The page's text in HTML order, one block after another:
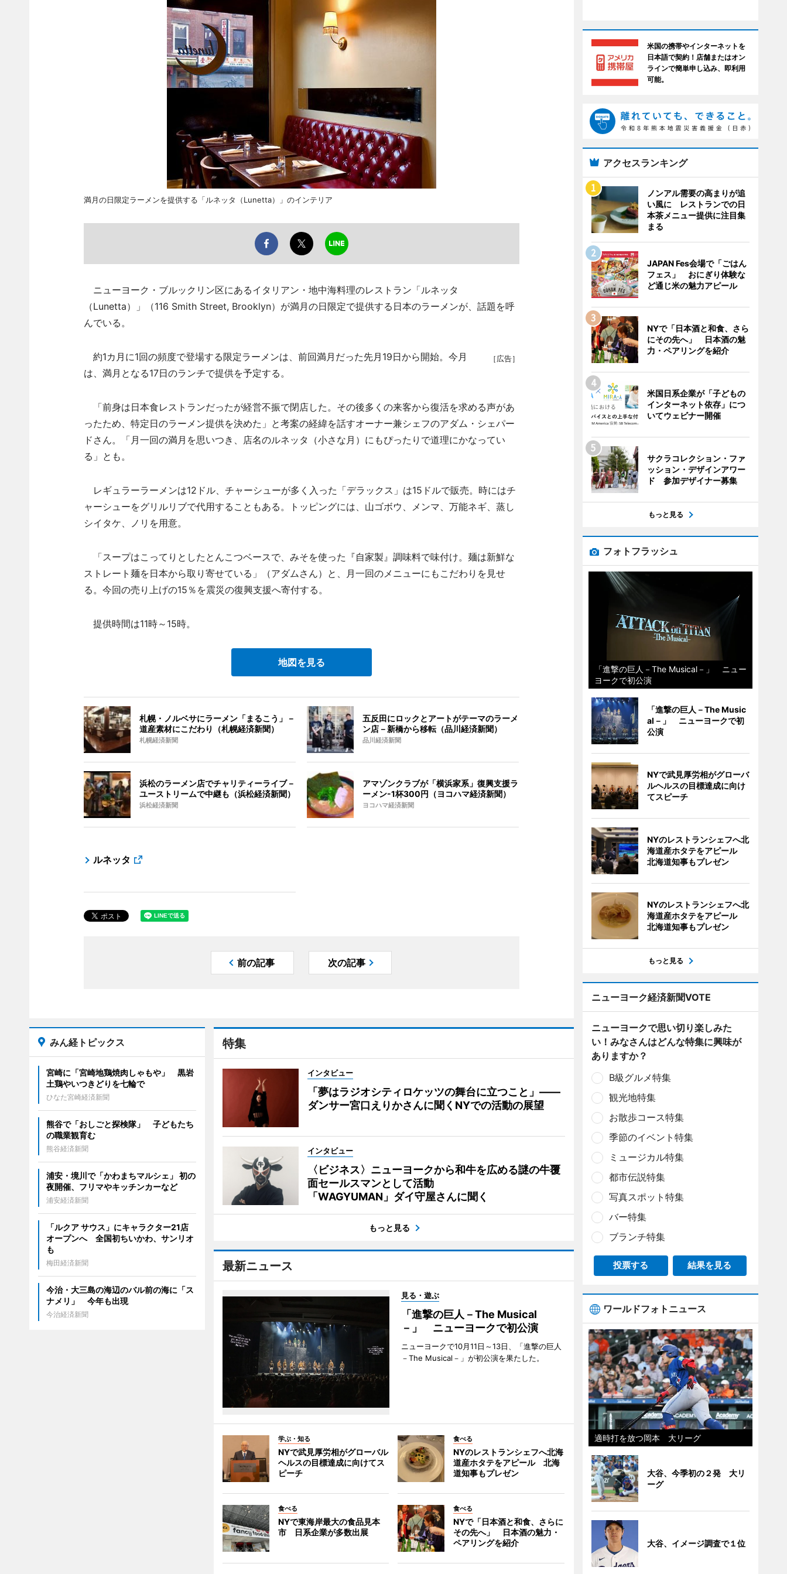
満月の日限定ラーメンを提供する「ルネッタ（Lunetta）」のインテリア
ニューヨーク・ブルックリン区にあるイタリアン・地中海料理のレストラン「ルネッタ
（Lunetta）」（116 Smith Street, Brooklyn）が満月の日限定で提供する日本のラーメンが、話題を呼
んでいる。
［広告］
約1カ月に1回の頻度で登場する限定ラーメンは、前回満月だった先月19日から開始。今月
は、満月となる17日のランチで提供を予定する。
「前身は日本食レストランだったが経営不振で閉店した。その後多くの来客から復活を求める声があ
ったため、特定日のラーメン提供を決めた」と考案の経緯を話すオーナー兼シェフのアダム・シェパー
ドさん。「月一回の満月を思いつき、店名のルネッタ（小さな月）にもぴったりで道理にかなってい
る」とも。
レギュラーラーメンは12ドル、チャーシューが多く入った「デラックス」は15ドルで販売。時にはチ
ャーシューをグリルリブで代用することもある。トッピングには、山ゴボウ、メンマ、万能ネギ、蒸し
シイタケ、ノリを用意。
「スープはこってりとしたとんこつベースで、みそを使った『自家製』調味料で味付け。麺は新鮮な
ストレート麺を日本から取り寄せている」（アダムさん）と、月一回のメニューにもこだわりを見せ
る。今回の売り上げの15％を震災の復興支援へ寄付する。
提供時間は11時～15時。
地図を見る
札幌・ノルベサにラーメン「まるこう」－
道産素材にこだわり（札幌経済新聞）
札幌経済新聞
五反田にロックとアートがテーマのラーメ
ン店－新橋から移転（品川経済新聞）
品川経済新聞
浜松のラーメン店でチャリティーライブ－
ユーストリームで中継も（浜松経済新聞）
浜松経済新聞
アマゾンクラブが「横浜家系」復興支援ラ
ーメン-1杯300円（ヨコハマ経済新聞）
ヨコハマ経済新聞
ルネッタ
前の記事 次の記事
特集
インタビュー
「夢はラジオシティロケッツの舞台に立つこと」――
ダンサー宮口えりかさんに聞くNYでの活動の展望
インタビュー
〈ビジネス〉ニューヨークから和牛を広める謎の牛覆
面セールスマンとして活動
「WAGYUMAN」ダイ守屋さんに聞く
もっと見る
最新ニュース
見る・遊ぶ
「進撃の巨人－The Musical
－」 ニューヨークで初公演
ニューヨークで10月11日～13日、「進撃の巨人
－The Musical－」が初公演を果たした。
学ぶ・知る
NYで武見厚労相がグローバル
ヘルスの目標達成に向けてス
ピーチ
食べる
NYのレストランシェフへ北海
道産ホタテをアピール 北海
道知事もプレゼン
食べる
NYで東海岸最大の食品見本
市 日系企業が多数出展
食べる
NYで「日本酒と和食、さらに
その先へ」 日本酒の魅力・
ペアリングを紹介
みん経トピックス
宮崎に「宮崎地鶏焼肉しゃもや」 黒岩
土鶏やいつきどりを七輪で
ひなた宮崎経済新聞
熊谷で「おしごと探検隊」 子どもたち
の職業観育む
熊谷経済新聞
浦安・境川で「かわまちマルシェ」 初の
夜開催、フリマやキッチンカーなど
浦安経済新聞
「ルクア サウス」にキャラクター21店
オープンへ 全国初ちいかわ、サンリオ
も
梅田経済新聞
今治・大三島の海辺のバル前の海に「ス
ナメリ」 今年も出現
今治経済新聞
米国の携帯やインターネットを
日本語で契約！店舗またはオン
ラインで簡単申し込み、即利用
可能。
アクセスランキング
ノンアル需要の高まりが追
い風に レストランでの日
本茶メニュー提供に注目集
まる
JAPAN Fes会場で「ごはん
フェス」 おにぎり体験な
ど通じ米の魅力アピール
NYで「日本酒と和食、さら
にその先へ」 日本酒の魅
力・ペアリングを紹介
米国日系企業が「子どもの
インターネット依存」につ
いてウェビナー開催
サクラコレクション・ファ
ッション・デザインアワー
ド 参加デザイナー募集
もっと見る
フォトフラッシュ
「進撃の巨人－The Musical－」 ニュー
ヨークで初公演
「進撃の巨人－The Music
al－」 ニューヨークで初
公演
NYで武見厚労相がグローバ
ルヘルスの目標達成に向け
てスピーチ
NYのレストランシェフへ北
海道産ホタテをアピール
北海道知事もプレゼン
NYのレストランシェフへ北
海道産ホタテをアピール
北海道知事もプレゼン
もっと見る
ニューヨーク経済新聞VOTE
ニューヨークで思い切り楽しみた
い！みなさんはどんな特集に興味が
ありますか？
B級グルメ特集
観光地特集
お散歩コース特集
季節のイベント特集
ミュージカル特集
都市伝説特集
写真スポット特集
バー特集
ブランチ特集
投票する 結果を見る
ワールドフォトニュース
適時打を放つ岡本 大リーグ
大谷、今季初の２発 大リ
ーグ
大谷、イメージ調査で１位